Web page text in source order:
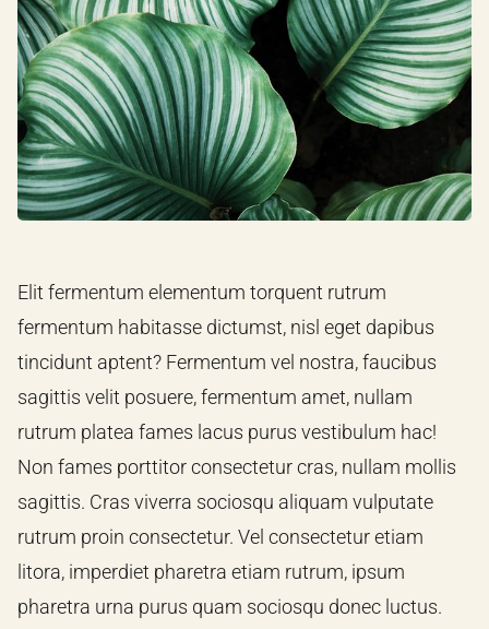
Elit fermentum elementum torquent rutrum
fermentum habitasse dictumst, nisl eget dapibus
tincidunt aptent? Fermentum vel nostra, faucibus
sagittis velit posuere, fermentum amet, nullam
rutrum platea fames lacus purus vestibulum hac!
Non fames porttitor consectetur cras, nullam mollis
sagittis. Cras viverra sociosqu aliquam vulputate
rutrum proin consectetur. Vel consectetur etiam
litora, imperdiet pharetra etiam rutrum, ipsum
pharetra urna purus quam sociosqu donec luctus.